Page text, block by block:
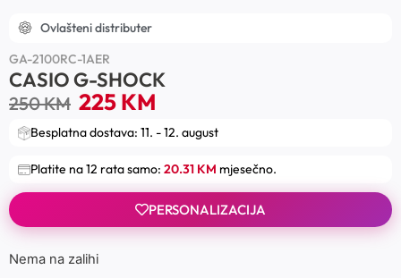
Ovlašteni distributer
GA-2100RC-1AER
CASIO G-SHOCK
250KM 225KM
Besplatna dostava: 11. - 12. august
Platite na 12 rata samo: 20.31 KM mjesečno.
PERSONALIZACIJA
Nema na zalihi